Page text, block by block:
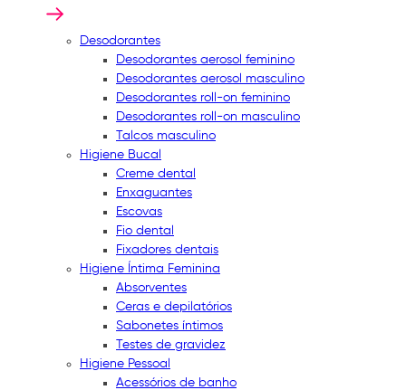
Desodorantes
Desodorantes aerosol feminino
Desodorantes aerosol masculino
Desodorantes roll-on feminino
Desodorantes roll-on masculino
Talcos masculino
Higiene Bucal
Creme dental
Enxaguantes
Escovas
Fio dental
Fixadores dentais
Higiene Íntima Feminina
Absorventes
Ceras e depilatórios
Sabonetes íntimos
Testes de gravidez
Higiene Pessoal
Acessórios de banho